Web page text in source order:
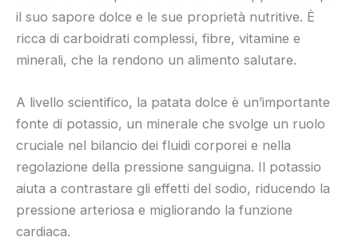
il suo sapore dolce e le sue proprietà nutritive. È
ricca di carboidrati complessi, fibre, vitamine e
minerali, che la rendono un alimento salutare.
A livello scientifico, la patata dolce è un’importante
fonte di potassio, un minerale che svolge un ruolo
cruciale nel bilancio dei fluidi corporei e nella
regolazione della pressione sanguigna. Il potassio
aiuta a contrastare gli effetti del sodio, riducendo la
pressione arteriosa e migliorando la funzione
cardiaca.